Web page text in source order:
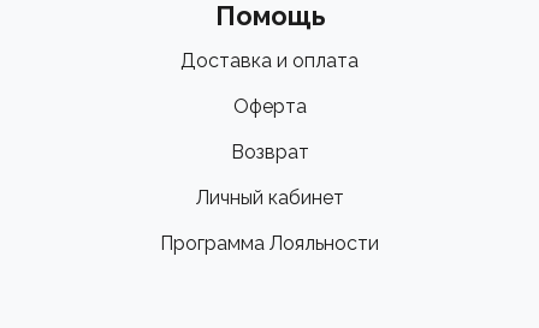
Помощь
Доставка и оплата
Оферта
Возврат
Личный кабинет
Программа Лояльности